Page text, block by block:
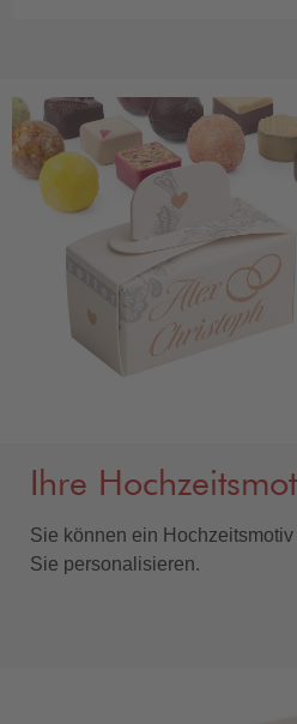
Ihre
Sie können ein
Sie personalisieren.